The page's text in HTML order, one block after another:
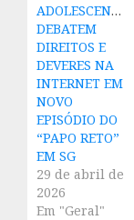
ADOLESCENTES
DEBATEM
DIREITOS E
DEVERES NA
INTERNET EM
NOVO
EPISÓDIO DO
“PAPO RETO”
EM SG
29 de abril de
2026
Em "Geral"